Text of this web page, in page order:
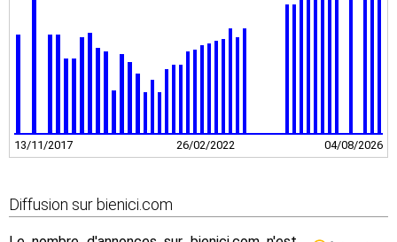
13/11/2017 26/02/2022 04/08/2026
Diffusion sur bienici.com